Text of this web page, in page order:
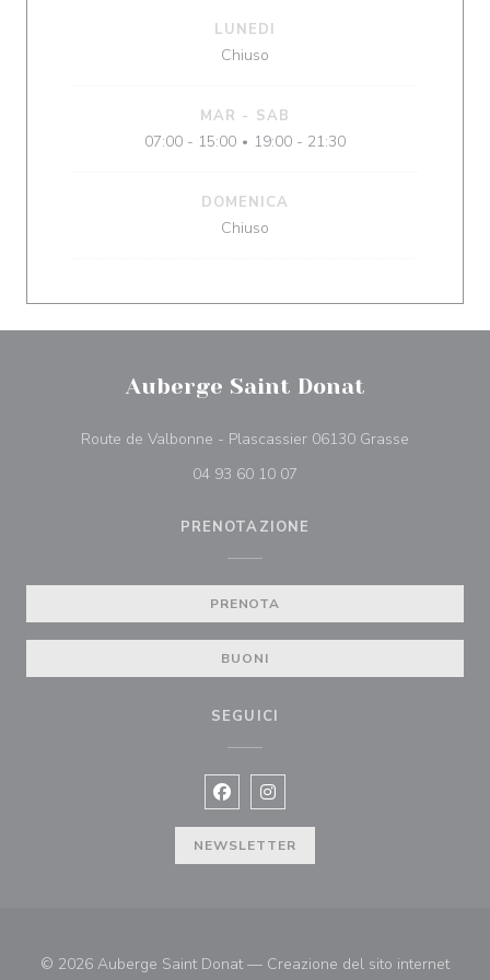
LUNEDI
Chiuso
MAR - SAB
07:00 - 15:00 • 19:00 - 21:30
DOMENICA
Chiuso
Auberge Saint Donat
Route de Valbonne - Plascassier 06130 Grasse
04 93 60 10 07
PRENOTAZIONE
PRENOTA
BUONI
SEGUICI
Facebook ((apre una nuova
Instagram ((apre una nuova
NEWSLETTER
© 2026 Auberge Saint Donat — Creazione del sito internet